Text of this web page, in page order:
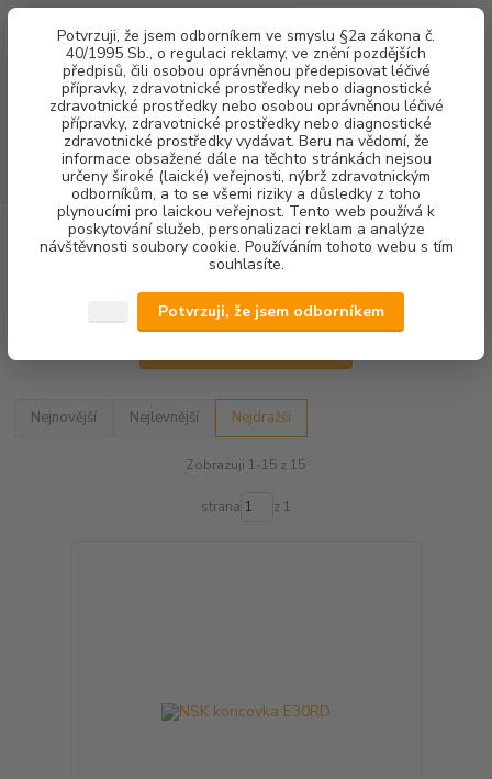
Potvrzuji, že jsem odborníkem ve smyslu §2a zákona č.
40/1995 Sb., o regulaci reklamy, ve znění pozdějších
předpisů, čili osobou oprávněnou předepisovat léčivé
přípravky, zdravotnické prostředky nebo diagnostické
zdravotnické prostředky nebo osobou oprávněnou léčivé
přípravky, zdravotnické prostředky nebo diagnostické
zdravotnické prostředky vydávat. Beru na vědomí, že
informace obsažené dále na těchto stránkách nejsou
určeny široké (laické) veřejnosti, nýbrž zdravotnickým
odborníkům, a to se všemi riziky a důsledky z toho
plynoucími pro laickou veřejnost. Tento web používá k
poskytování služeb, personalizaci reklam a analýze
návštěvnosti soubory cookie. Používáním tohoto webu s tím
souhlasíte.
Potvrzuji, že jsem odborníkem
Menu
CZK
Hledat
(Po-Pá, 8-16 hod.)
za0,00 Kč
DENTALNÍ HYGIENA KONCOVKY OZK
TYP ZÁVITU NSK
ENDODONCIE
ENDODONCIE
Nejnovější Nejlevnější Nejdražší
Zobrazuji 1-15 z 15
strana z 1